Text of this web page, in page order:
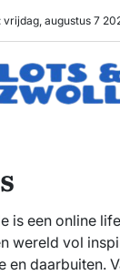
vrijdag, augustus 7
is een online
wereld vol
en daarbuiten.